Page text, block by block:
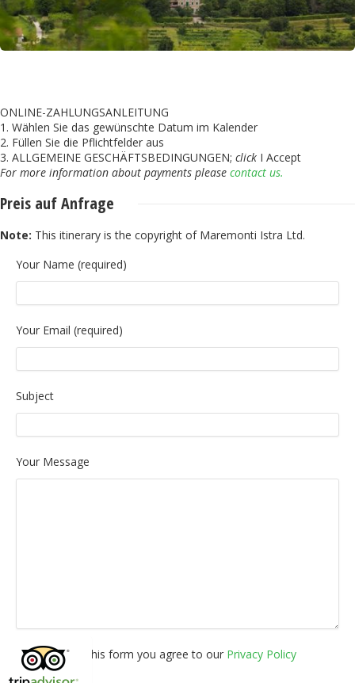
ONLINE-ZAHLUNGSANLEITUNG
1. Wählen Sie das gewünschte Datum im Kalender
2. Füllen Sie die Pflichtfelder aus
3. ALLGEMEINE GESCHÄFTSBEDINGUNGEN; click I Accept
For more information about payments please contact us.
Preis auf Anfrage
Note: This itinerary is the copyright of Maremonti Istra Ltd.
Your Name (required)
Your Email (required)
Subject
Your Message
By using this form you agree to our Privacy Policy